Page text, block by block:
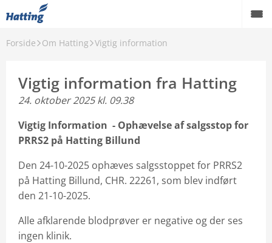
Forside Om Hatting Vigtig information
Vigtig information fra Hatting
24. oktober 2025 kl. 09.38
Vigtig Information - Ophævelse afsalgsstop for
PRRS2 på Hatting Billund
Den 24-10-2025 ophæves salgsstoppet for PRRS2
på Hatting Billund, CHR. 22261, som blev indført
den 21-10-2025.
Alle afklarende blodprøver er negative og der ses
ingen klinik.
Webshop
Ornesæd
Rådgivning hos Hatting
Kundeservice
Om Hatting